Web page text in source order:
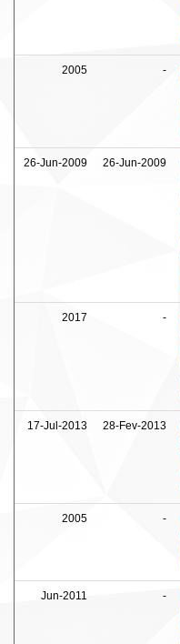
2005 -
26-Jun-2009 26-Jun-2009
2017 -
17-Jul-2013 28-Fev-2013
2005 -
Jun-2011 -